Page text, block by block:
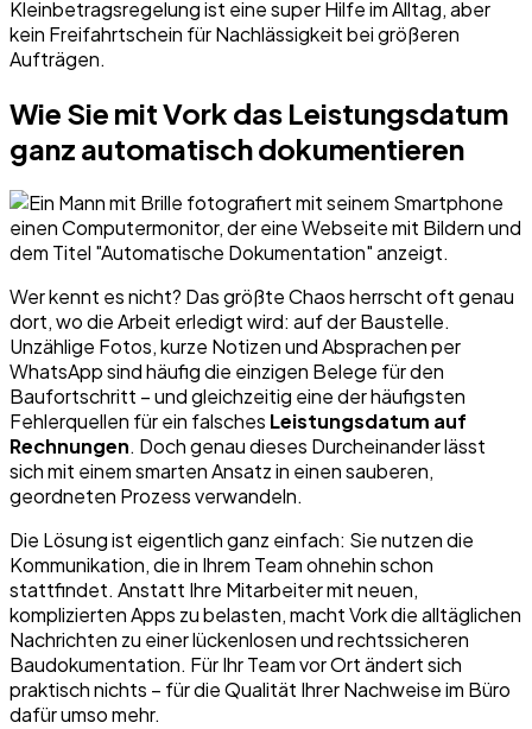
Kleinbetragsregelung ist eine super Hilfe im Alltag, aber
kein Freifahrtschein für Nachlässigkeit bei größeren
Aufträgen.
Wie Sie mit Vork das Leistungsdatum
ganz automatisch dokumentieren
Wer kennt es nicht? Das größte Chaos herrscht oft genau
dort, wo die Arbeit erledigt wird: auf der Baustelle.
Unzählige Fotos, kurze Notizen und Absprachen per
WhatsApp sind häufig die einzigen Belege für den
Baufortschritt – und gleichzeitig eine der häufigsten
Fehlerquellen für ein falsches Leistungsdatum auf
Rechnungen. Doch genau dieses Durcheinander lässt
sich mit einem smarten Ansatz in einen sauberen,
geordneten Prozess verwandeln.
Die Lösung ist eigentlich ganz einfach: Sie nutzen die
Kommunikation, die in Ihrem Team ohnehin schon
stattfindet. Anstatt Ihre Mitarbeiter mit neuen,
komplizierten Apps zu belasten, macht Vork die alltäglichen
Nachrichten zu einer lückenlosen und rechtssicheren
Baudokumentation. Für Ihr Team vor Ort ändert sich
praktisch nichts – für die Qualität Ihrer Nachweise im Büro
dafür umso mehr.